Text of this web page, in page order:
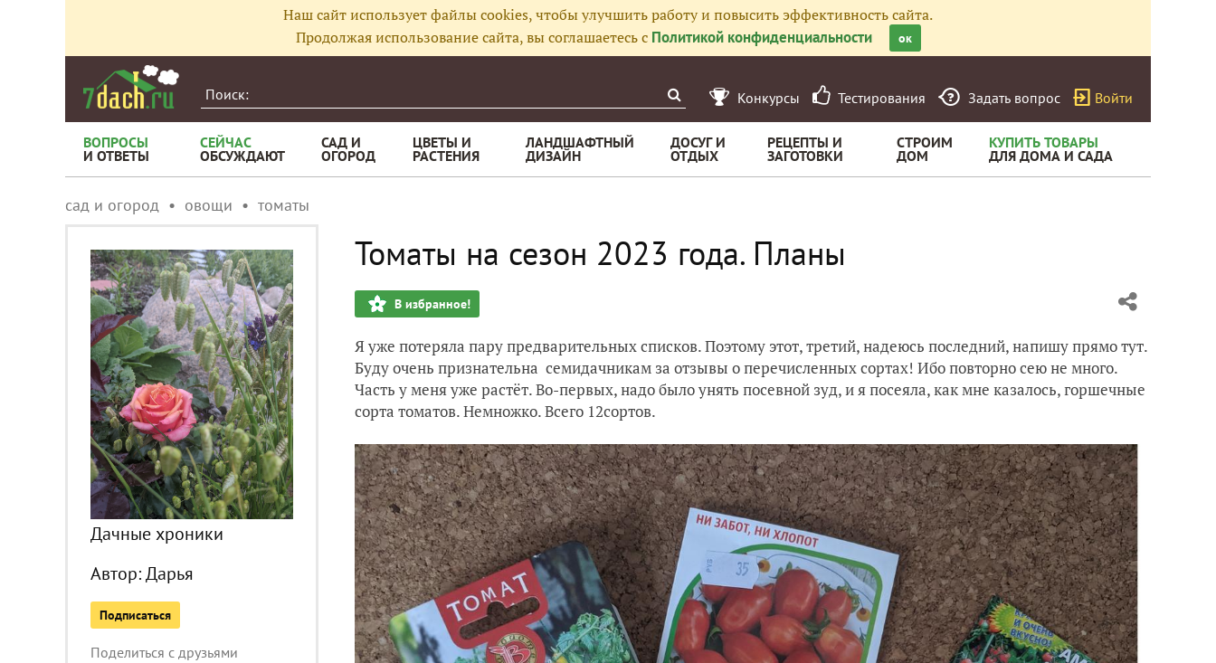
Наш сайт использует файлы cookies, чтобы улучшить работу и повысить эффективность сайта.
Продолжая использование сайта, вы соглашаетесь с Политикой конфиденциальности ок
Конкурсы Тестирования Задать вопрос Войти
ВОПРОСЫ
И ОТВЕТЫ
СЕЙЧАС
ОБСУЖДАЮТ
САД И
ОГОРОД
ЦВЕТЫ И
РАСТЕНИЯ
ЛАНДШАФТНЫЙ
ДИЗАЙН
ДОСУГ И
ОТДЫХ
РЕЦЕПТЫ И
ЗАГОТОВКИ
СТРОИМ
ДОМ
КУПИТЬ ТОВАРЫ
ДЛЯ ДОМА И САДА
сад и огород овощи томаты
Дачные хроники
Автор:Дарья
Подписаться
Поделиться с друзьями
Томаты на сезон 2023 года. Планы
В избранное!
Я уже потеряла пару предварительных списков. Поэтому этот, третий, надеюсь последний, напишу прямо тут.
Буду очень признательна семидачникам за отзывы о перечисленных сортах! Ибо повторно сею не много.
Часть у меня уже растёт. Во-первых, надо было унять посевной зуд, и я посеяла, как мне казалось, горшечные
сорта томатов. Немножко. Всего 12сортов.